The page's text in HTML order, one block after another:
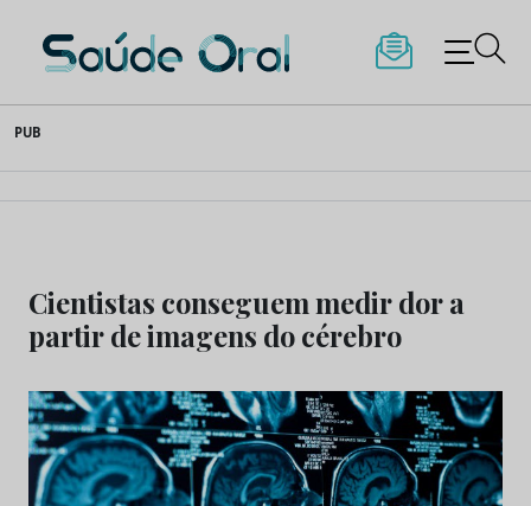
to
content
Saúde Oral
PUB
Cientistas conseguem medir dor a
partir de imagens do cérebro